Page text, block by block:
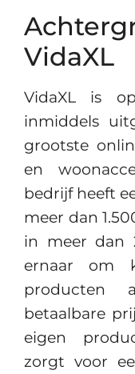
VidaXL
VidaXL is
inmiddels
grootste
en
bedrijf heeft
meer dan
in meer dan
ernaar om
producten
betaalbare
eigen
zorgt voor